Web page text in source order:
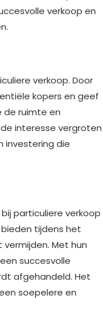
verkoop en
verkoop. Door
kopers en geef
de ruimte en
interesse vergroten
investering die
particuliere verkoop
bieden tijdens het
Met hun
succesvolle
afgehandeld. Het
soepelere en